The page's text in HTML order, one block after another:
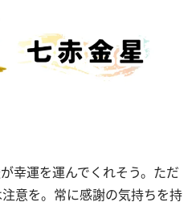
幸運を運んでくれそう。ただ
意を。常に感謝の気持ちを持